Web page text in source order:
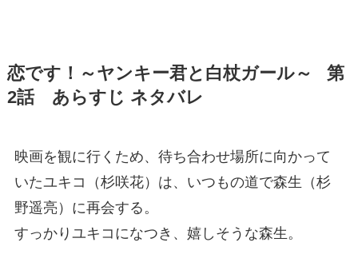
恋です！～ヤンキー君と白杖ガール～ 第
2話 あらすじ ネタバレ
映画を観に行くため、待ち合わせ場所に向かって
いたユキコ（杉咲花）は、いつもの道で森生（杉
野遥亮）に再会する。
すっかりユキコになつき、嬉しそうな森生。